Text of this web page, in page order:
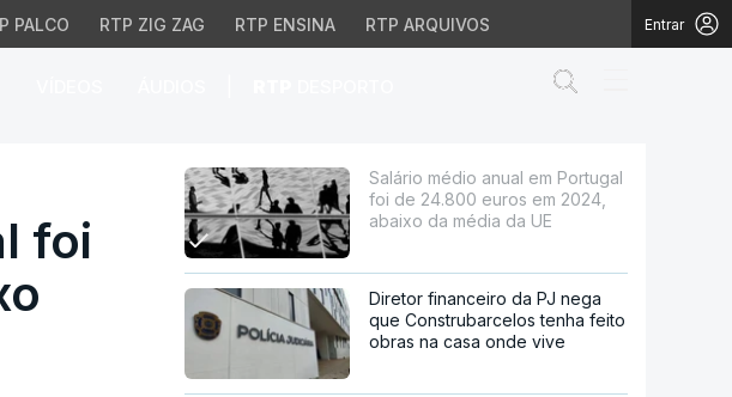
PALCO RTP ZIG ZAG RTP ENSINA RTP ARQUIVOS Entrar
de 24.800 euros em 2024,
foi
Salário médio anual em Portugal
foi de 24.800 euros em 2024,
abaixo da média da UE
Diretor financeiro da PJ nega
que Construbarcelos tenha feito
obras na casa onde vive